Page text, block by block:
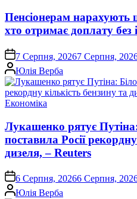
Пенсіонерам нарахують
хто отримає доплату без
on 7 Серпня, 20267 Серпня,
Опубліковано
Юлія Верба
Опублікувати
Економіка
Лукашенко рятує
поставила Росії
дизеля, – Reuters
on6 Серпня, 20266 Серпня,
Опубліковано
Юлія Верба